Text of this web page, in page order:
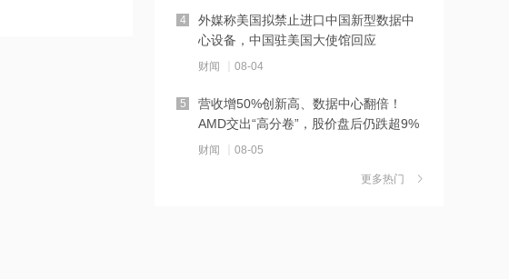
比下降约20.2%
19:28
32.91万元
19:27
外媒称美国拟禁止进口中国新型数据中
心设备，中国驻美国大使馆回应
财闻 08-04
4
营收增50%创新高、数据中心翻倍！
AMD交出“高分卷”，股价盘后仍跌超9%
财闻 08-05
5
财闻早知道丨道指标普创历史新高
更多热门